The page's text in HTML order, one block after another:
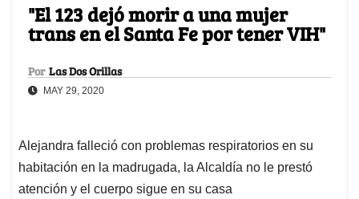
"El 123 dejó morir a una mujer
trans en el Santa Fe por tener VIH"
Por Las Dos Orillas
MAY 29, 2020
Alejandra falleció con problemas respiratorios en su
habitación en la madrugada, la Alcaldía no le prestó
atención y el cuerpo sigue en su casa